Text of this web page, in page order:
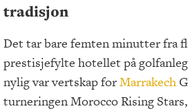
tradisjon
Det tar bare femten minutter fra
prestisjefylte hotellet på
nylig var vertskap forMarrakech
turneringen Morocco Rising